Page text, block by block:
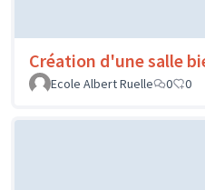
Création d'une salle
Ecole Albert Ruelle
0 0